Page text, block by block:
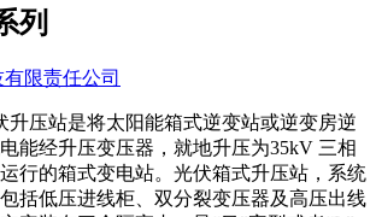
列
限责任公司
升压站是将太阳能箱式逆变站或逆变房逆
能经升压变压器，就地升压为35kV 三相
行的箱式变电站。光伏箱式升压站，系统
括低压进线柜、双分裂变压器及高压出线